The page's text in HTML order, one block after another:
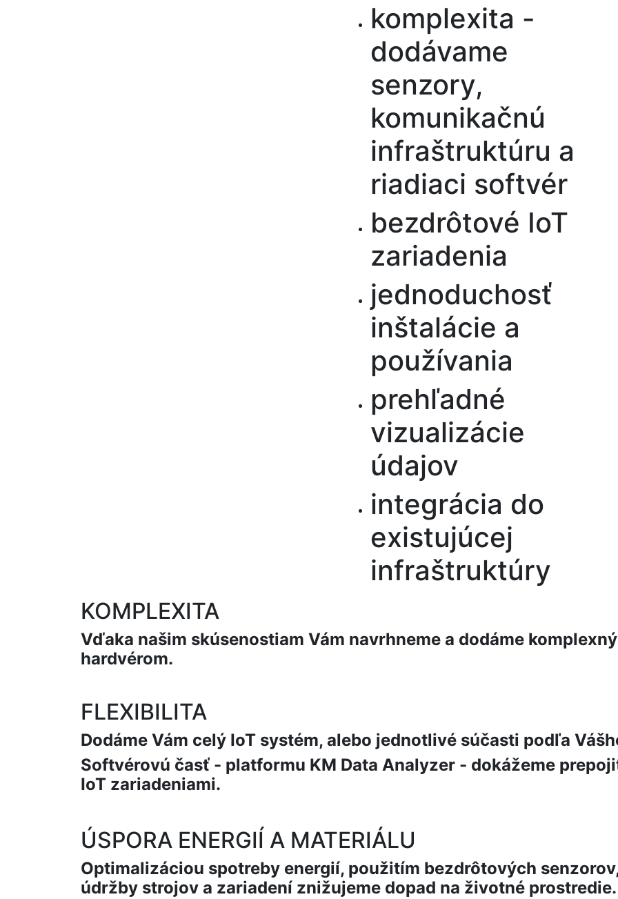
komplexita -
dodávame
senzory,
komunikačnú
infraštruktúru a
riadiaci softvér
bezdrôtové IoT
zariadenia
jednoduchosť
inštalácie a
používania
prehľadné
vizualizácie
údajov
integrácia do
existujúcej
infraštruktúry
KOMPLEXITA
Vďaka našim skúsenostiam Vám navrhneme a dodáme
hardvérom.
FLEXIBILITA
Dodáme Vám celý IoT systém, alebo jednotlivé súčasti podľa
Softvérovú časť - platformu KM Data Analyzer - dokážeme
IoT zariadeniami.
ÚSPORA ENERGIÍ A MATERIÁLU
Optimalizáciou spotreby energií, použitím bezdrôtových
údržby strojov a zariadení znižujeme dopad na životné prostredie.